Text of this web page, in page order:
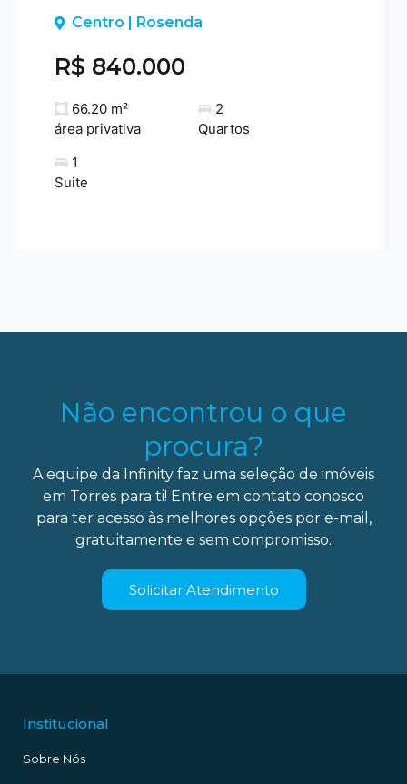
PreviousCentro | Rosenda
R$ 840.000
66.20 m²
área privativa
2
Quartos
1
Suite
Não encontrou o que
procura?
A equipe da Infinity faz uma seleção de imóveis
em Torres para ti! Entre em contato conosco
para ter acesso às melhores opções por e-mail,
gratuitamente e sem compromisso.
Solicitar Atendimento
Institucional
Sobre Nós